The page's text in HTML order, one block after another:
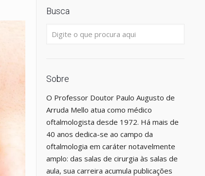
Busca
Sobre
O Professor Doutor Paulo Augusto de
Arruda Mello atua como médico
oftalmologista desde 1972. Há mais de
40 anos dedica-se ao campo da
oftalmologia em caráter notavelmente
amplo: das salas de cirurgia às salas de
aula, sua carreira acumula publicações